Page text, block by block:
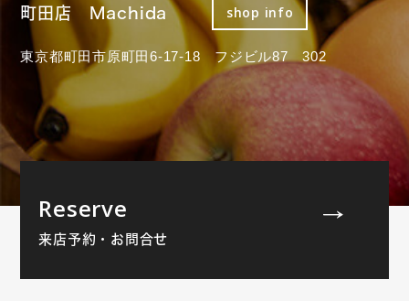
町田店 Machida shop info
東京都町田市原町田6-17-18 フジビル87 302
Reserve
来店予約・お問合せ